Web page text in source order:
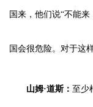
国来，他们说“不能
国会很危险。对于这
山姆·道斯： 至少